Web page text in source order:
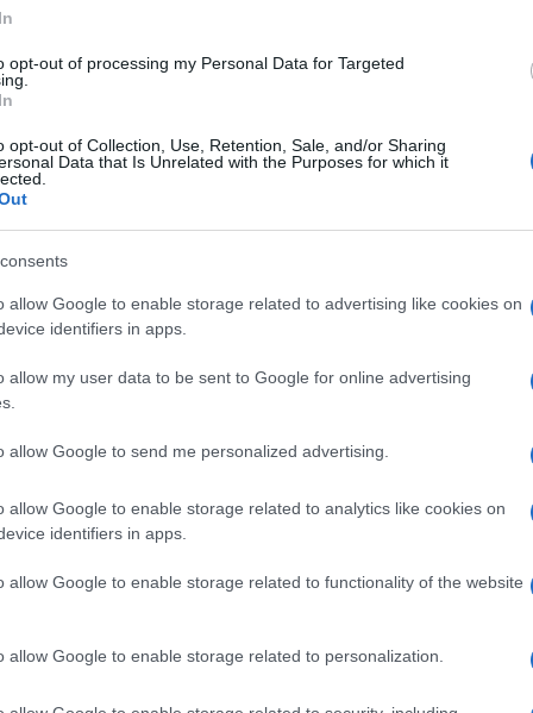
opt-out of processing my Personal Data for Targeted
opt-out of Collection, Use, Retention, Sale, and/or Sharing
Data that Is Unrelated with the Purposes for which it
allow Google to enable storage related to advertising like cookies on
identifiers in apps.
allow my user data to be sent to Google for online advertising
allow Google to send me personalized advertising.
allow Google to enable storage related to analytics like cookies on
identifiers in apps.
allow Google to enable storage related to functionality of the website
allow Google to enable storage related to personalization.
il Papa ha evocato, una volta di più, la crisi
l’orientamento e naviga a vista”, il sacro
definitivamente entro le mura della vecchia
di maggioranza dei possibili voti in
in mani italiane; i cardinali del nostro Paese
nel suo insieme 67 su 125 cardinali
gli italiani, compresi i non votanti, sono
sacro collegio). A ciò si aggiungano i 15
(3) per comprendere quanto l’asse di
spostato a nord.
tutti quanti hanno meno di 80 anni,
Chiesa, possono votare per il successore di
europea la Chiesa disegnata da Benedetto
nel corso di questi sette anni di regno. Ha
dei cardinali nominati ieri fosse africano;
continente, la Chiesa più giovane e in
Il
Il
che
Lo